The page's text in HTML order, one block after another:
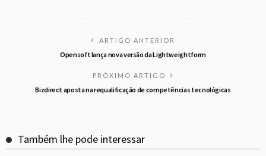
ARTIGO ANTERIOR
Opensoft lança nova versão da Lightweightform
PRÓXIMO ARTIGO
Bizdirect aposta na requalificação de competências tecnológicas
Também lhe pode interessar